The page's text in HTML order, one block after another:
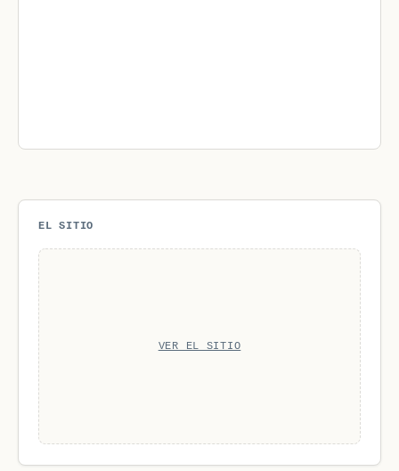
EL SITIO
VER EL SITIO